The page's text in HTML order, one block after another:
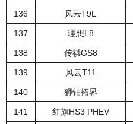
136 风云T9L
137 理想L8
138 传祺GS8
139 风云T11
140 狮铂拓界
141 红旗HS3 PHEV